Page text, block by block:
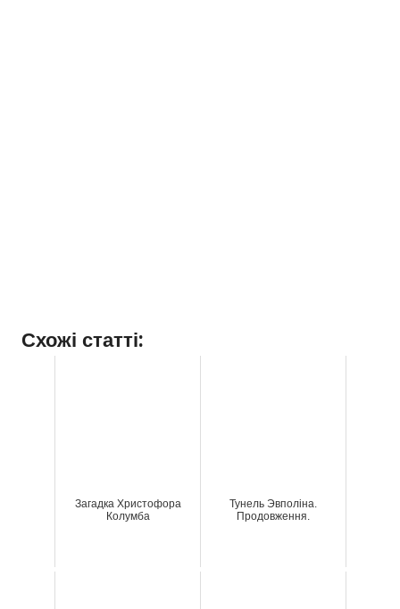
Схожі статті:
Загадка Христофора
Колумба
Тунель Эвполіна.
Продовження.